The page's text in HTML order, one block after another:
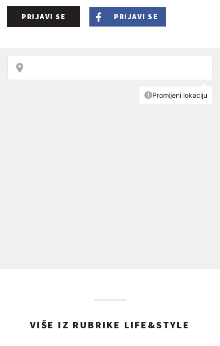
PRIJAVI SE PRIJAVI SE
VIŠE IZ RUBRIKE LIFE&STYLE